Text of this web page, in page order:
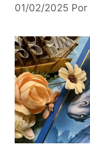
01/02/2025 Por